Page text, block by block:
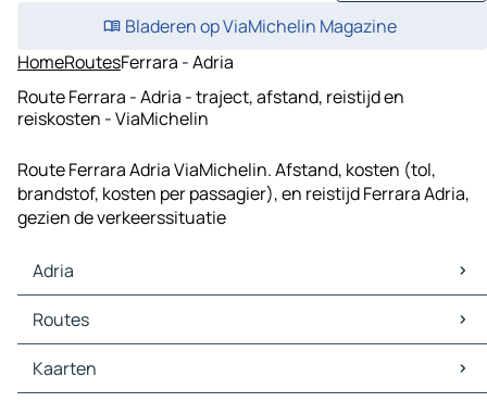
Bladeren op ViaMichelin Magazine
HomeRoutesFerrara - Adria
Route Ferrara - Adria - traject, afstand, reistijd en
reiskosten - ViaMichelin
Route Ferrara Adria ViaMichelin. Afstand, kosten (tol,
brandstof, kosten per passagier), en reistijd Ferrara Adria,
gezien de verkeerssituatie
Adria
Adria Kaarten
Adria Verkeer
Adria Hotels
Adria Restaurants
Routes
Routes Adria - Rovigo
Routes Adria - Cavarzere
Kaarten